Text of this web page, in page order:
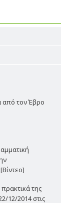
από τον Έβρο
της
12/2014 στις